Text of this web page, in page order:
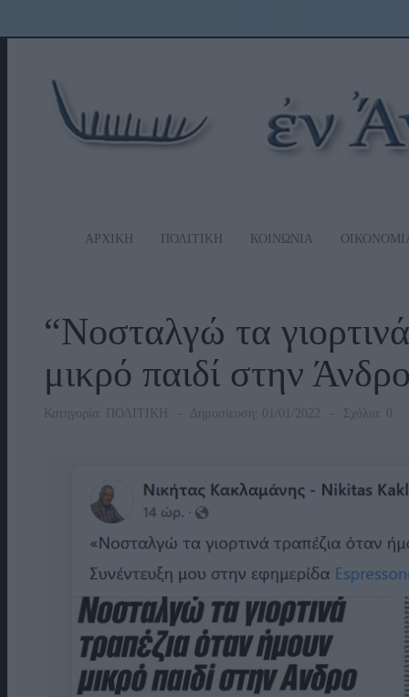
ΑΡΧΙΚΗ ΠΟΛΙΤΙΚΗ ΚΟΙΝΩΝΙΑ
“Νοσταλγώ τα
μικρό παιδί στην
Κατηγορία: ΠΟΛΙΤΙΚΗ Δημοσίευση: 01/01/2022 Σχόλια: 0